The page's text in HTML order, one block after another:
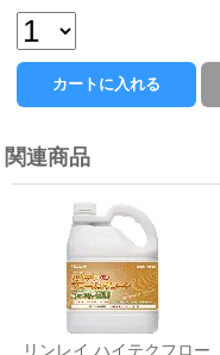
関連商品
リンレイ ハイテクフロー